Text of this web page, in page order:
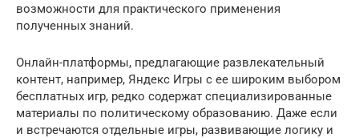
возможности для практического применения
полученных знаний.
Онлайн-платформы, предлагающие развлекательный
контент, например, Яндекс Игры с ее широким выбором
бесплатных игр, редко содержат специализированные
материалы по политическому образованию. Даже если
и встречаются отдельные игры, развивающие логику и